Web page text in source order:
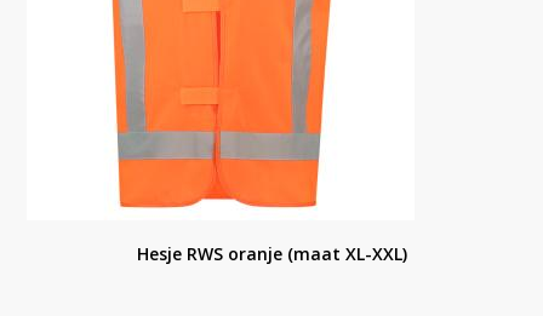
Hesje RWS oranje (maat XL-XXL)